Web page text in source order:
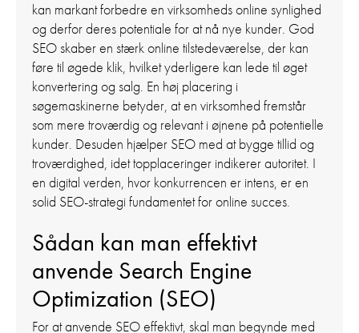
kan markant forbedre en virksomheds online synlighed
og derfor deres potentiale for at nå nye kunder. God
SEO skaber en stærk online tilstedeværelse, der kan
føre til øgede klik, hvilket yderligere kan lede til øget
konvertering og salg. En høj placering i
søgemaskinerne betyder, at en virksomhed fremstår
som mere troværdig og relevant i øjnene på potentielle
kunder. Desuden hjælper SEO med at bygge tillid og
troværdighed, idet topplaceringer indikerer autoritet. I
en digital verden, hvor konkurrencen er intens, er en
solid SEO-strategi fundamentet for online succes.
Sådan kan man effektivt
anvende Search Engine
Optimization (SEO)
For at anvende SEO effektivt, skal man begynde med